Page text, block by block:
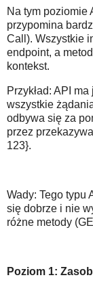
Na tym poziomie
przypomina
Call). Wszystkie
endpoint, a
kontekst.
Przykład: API
wszystkie
odbywa się za
przez
123}.
Wady: Tego typu
się dobrze i nie
różne metody
Poziom 1: